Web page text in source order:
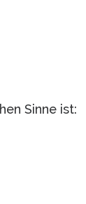
Sinne ist: